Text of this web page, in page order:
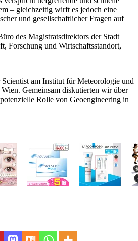
– gleichzeitig wirft es jedoch eine
und gesellschaftlicher Fragen auf
des Magistratsdirektors der Stadt
Forschung und Wirtschaftsstandort,
am Institut für Meteorologie und
Gemeinsam diskutierten wir über
Rolle von Geoengineering in